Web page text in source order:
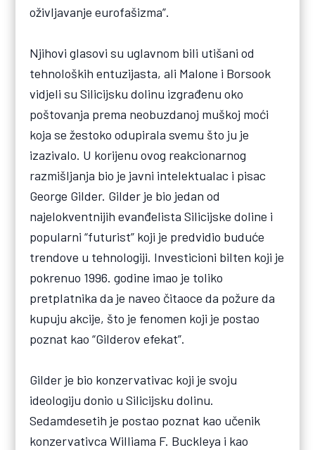
oživljavanje eurofašizma”.
Njihovi glasovi su uglavnom bili utišani od
tehnoloških entuzijasta, ali Malone i Borsook
vidjeli su Silicijsku dolinu izgrađenu oko
poštovanja prema neobuzdanoj muškoj moći
koja se žestoko odupirala svemu što ju je
izazivalo. U korijenu ovog reakcionarnog
razmišljanja bio je javni intelektualac i pisac
George Gilder. Gilder je bio jedan od
najelokventnijih evanđelista Silicijske doline i
popularni “futurist” koji je predvidio buduće
trendove u tehnologiji. Investicioni bilten koji je
pokrenuo 1996. godine imao je toliko
pretplatnika da je naveo čitaoce da požure da
kupuju akcije, što je fenomen koji je postao
poznat kao “Gilderov efekat”.
Gilder je bio konzervativac koji je svoju
ideologiju donio u Silicijsku dolinu.
Sedamdesetih je postao poznat kao učenik
konzervativca Williama F. Buckleya i kao